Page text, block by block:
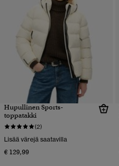
Hupullinen Sports-
toppatakki
(2)
Lisää värejä saatavilla
€ 129,99